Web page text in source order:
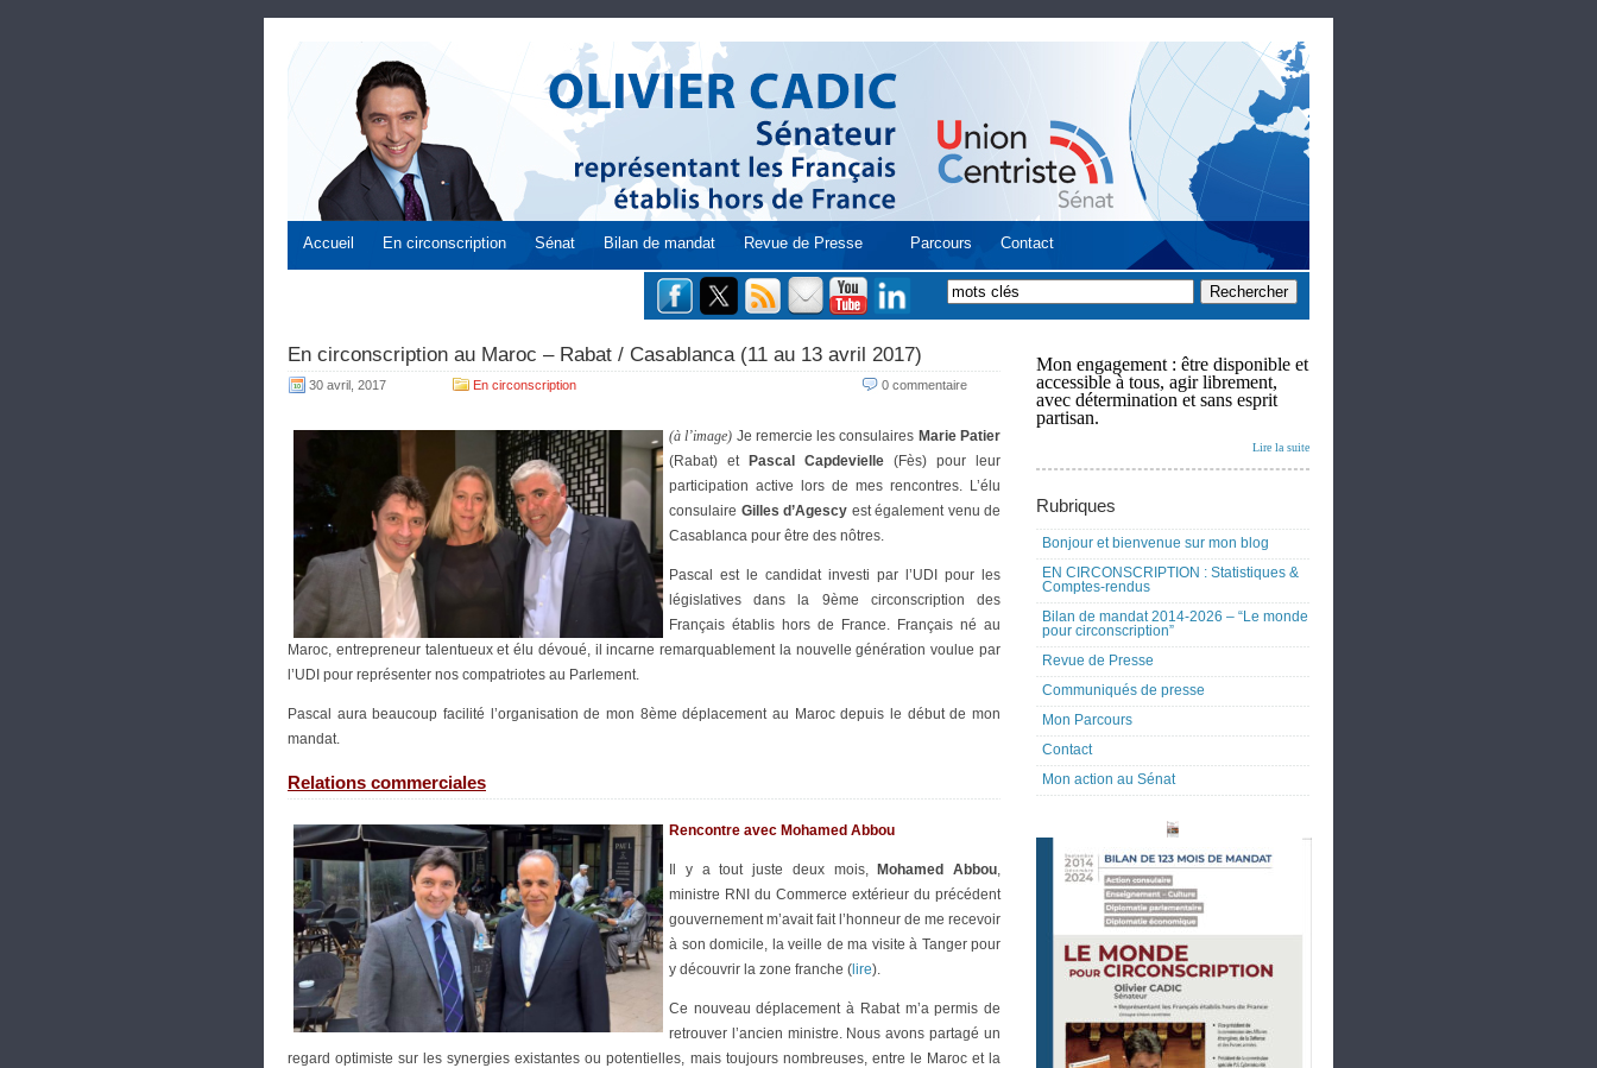
Accueil En circonscription Sénat Bilan de mandat Revue de Presse Parcours Contact
En circonscription au Maroc – Rabat / Casablanca (11 au 13 avril 2017)
30 avril, 2017 En circonscription 0 commentaire
(à l’image) Je remercie les consulaires Marie Patier
(Rabat) et
Pascal Capdevielle (Fès) pour leur
participation active lors de mes rencontres. L’élu
consulaire Gilles d’Agescy est également venu de
Casablanca pour être des nôtres.
Pascal est le candidat investi par l’UDI pour les
législatives dans la 9ème circonscription des
Français établis hors de France. Français né au
Maroc, entrepreneur talentueux et élu dévoué, il incarne remarquablement la nouvelle génération voulue par
l’UDI pour représenter nos compatriotes au Parlement.
Pascal aura beaucoup facilité l’organisation de mon 8ème déplacement au Maroc depuis le début de mon
mandat.
Relations commerciales
Rencontre avec Mohamed Abbou
Il y a tout juste deux mois, Mohamed Abbou,
ministre RNI du Commerce extérieur du précédent
gouvernement m’avait fait l’honneur de me recevoir
à son domicile, la veille de ma visite à Tanger pour
y découvrir la zone franche ( lire).
Ce nouveau déplacement à Rabat m’a permis de
retrouver l’ancien ministre. Nous avons partagé un
regard optimiste sur les synergies existantes ou potentielles, mais toujours nombreuses, entre le Maroc et la
Mon engagement : être disponible et
accessible à tous, agir librement,
avec détermination et sans esprit
partisan.
Lire la suite
Rubriques
Bonjour et bienvenue sur mon blog
EN CIRCONSCRIPTION : Statistiques &
Comptes-rendus
Bilan de mandat 2014-2026 – “Le monde
pour circonscription”
Revue de Presse
Communiqués de presse
Mon Parcours
Contact
Mon action au Sénat